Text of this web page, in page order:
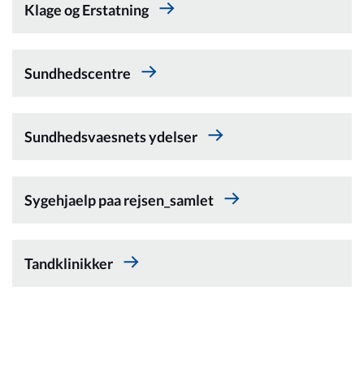
Klage og Erstatning
Sundhedscentre
Sundhedsvaesnets ydelser
Sygehjaelp paa rejsen_samlet
Tandklinikker